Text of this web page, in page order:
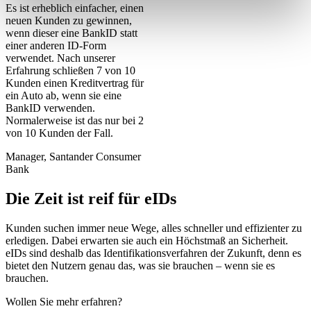
Es ist erheblich einfacher, einen
neuen Kunden zu gewinnen,
wenn dieser eine BankID statt
einer anderen ID-Form
verwendet. Nach unserer
Erfahrung schließen 7 von 10
Kunden einen Kreditvertrag für
ein Auto ab, wenn sie eine
BankID verwenden.
Normalerweise ist das nur bei 2
von 10 Kunden der Fall.
Manager, Santander Consumer
Bank
Die Zeit ist reif für eIDs
Kunden suchen immer neue Wege, alles schneller und effizienter zu
erledigen. Dabei erwarten sie auch ein Höchstmaß an Sicherheit.
eIDs sind deshalb das Identifikationsverfahren der Zukunft, denn es
bietet den Nutzern genau das, was sie brauchen – wenn sie es
brauchen.
Wollen Sie mehr erfahren?